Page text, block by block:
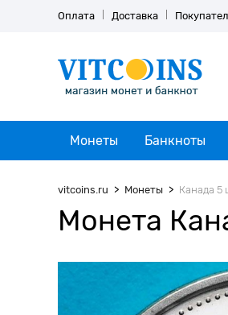
Оплата Доставка
Монеты Банкноты
vitcoins.ru Монеты Канада 5
Монета